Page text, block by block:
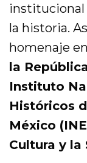
institucional
la historia.
homenaje
la
Instituto
Históricos
México
Cultura y la